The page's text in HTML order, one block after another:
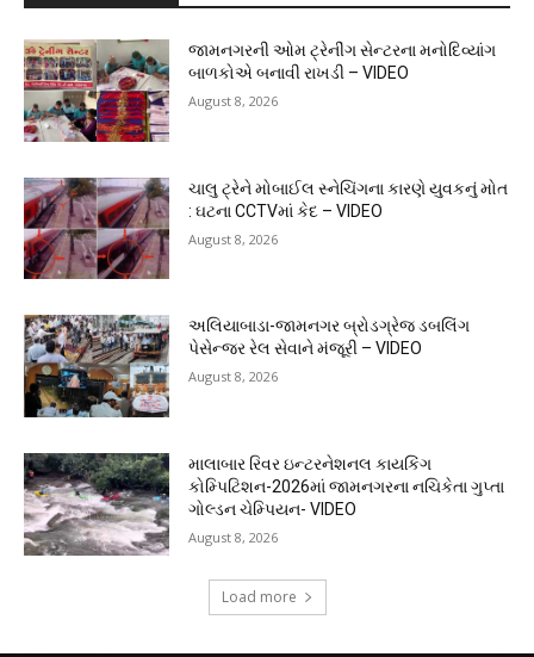
જામનગરની ઓમ ટ્રેનીંગ સેન્ટરના મનોદિવ્યાંગ
બાળકોએ બનાવી રાખડી – VIDEO
August 8, 2026
ચાલુ ટ્રેને મોબાઈલ સ્નેચિંગના કારણે યુવકનું મોત
: ઘટના CCTVમાં કેદ – VIDEO
August 8, 2026
અલિયાબાડા-જામનગર બ્રોડગ્રેજ ડબલિંગ
પેસેન્જર રેલ સેવાને મંજૂરી – VIDEO
August 8, 2026
માલાબાર રિવર ઇન્ટરનેશનલ કાયકિંગ
કોમ્પિટિશન-2026માં જામનગરના નચિકેતા ગુપ્તા
ગોલ્ડન ચેમ્પિયન- VIDEO
August 8, 2026
Load more